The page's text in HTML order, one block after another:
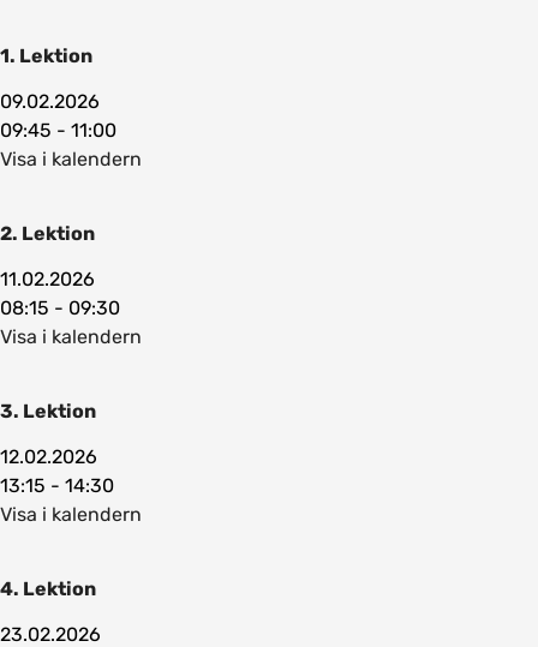
1. Lektion
09.02.2026
09:45 - 11:00
Visa i kalendern
2. Lektion
11.02.2026
08:15 - 09:30
Visa i kalendern
3. Lektion
12.02.2026
13:15 - 14:30
Visa i kalendern
4. Lektion
23.02.2026